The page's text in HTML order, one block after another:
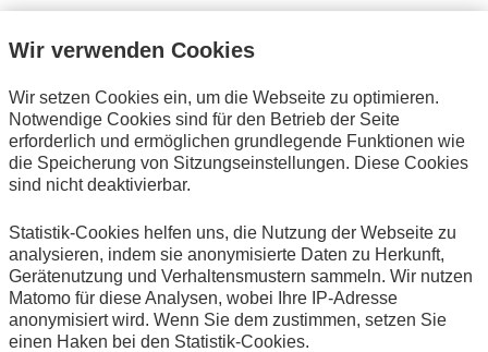
weit in der Vergangenheit liegen, findet ein stetiger
Erneuerungsprozess statt: Neue, zukunftsgerichtete
Themen, die die Digitalisierung der Steuerfunktion
betreffen, werden mittlerweile in einem sehr aktiven
Unterarbeitskreis behandelt, der sich verstärkt auch
Gremium „Operational Transfer Pricing“ befasst sich
unter der Leitung von David Schallenberg (Bayer AG)
und Javier Reche (Robert Bosch GmbH) seit Ende des
Jahres 2022 mit Fragen der Operationalisierung von
Verrechnungspreisen.
Wir verwenden Cookies
Wir setzen Cookies ein, um die Webseite zu optimieren.
Notwendige Cookies sind für den Betrieb der Seite
erforderlich und ermöglichen grundlegende Funktionen wie
die Speicherung von Sitzungseinstellungen. Diese Cookies
sind nicht deaktivierbar.
Statistik-Cookies helfen uns, die Nutzung der Webseite zu
analysieren, indem sie anonymisierte Daten zu Herkunft,
Gerätenutzung und Verhaltensmustern sammeln. Wir nutzen
Matomo für diese Analysen, wobei Ihre IP-Adresse
anonymisiert wird. Wenn Sie dem zustimmen, setzen Sie
einen Haken bei den Statistik-Cookies.